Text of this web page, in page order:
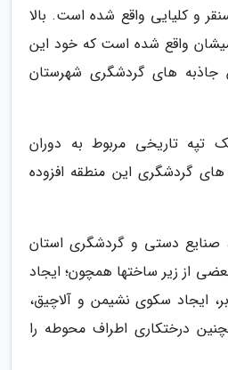
و کلیایی واقع شده است. بالا
واقع شده است که خود این
های گردشگری شهرستان
تپه تاریخی مربوط به دوران
های گردشگری این منطقه افزوده
صنایع دستی و گردشگری استان
از زیر ساختها همچون؛ ایجاد
ایجاد سکوی نشیمن و آلاچیق،
درختکاری اطراف محوطه را